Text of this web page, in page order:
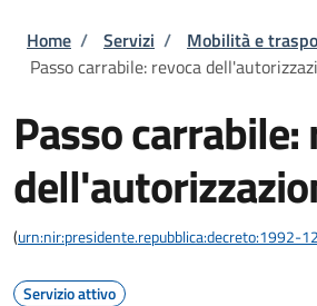
Briciole di pane
Home / Servizi / Mobilità e
Passo carrabile: revoca
Passo carrabile:
(urn:nir:presidente.repubblica:decreto:1992-
Servizio attivo